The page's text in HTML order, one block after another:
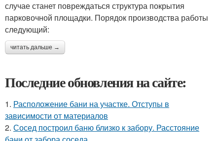
случае станет повреждаться структура покрытия
парковочной площадки. Порядок производства работы
следующий:
читать дальше →
Последние обновления на сайте:
1. Расположение бани на участке. Отступы в
зависимости от материалов
2. Сосед построил баню близко к забору. Расстояние